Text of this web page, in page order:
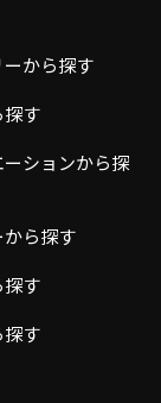
から探す
探す
ションから探
から探す
探す
探す